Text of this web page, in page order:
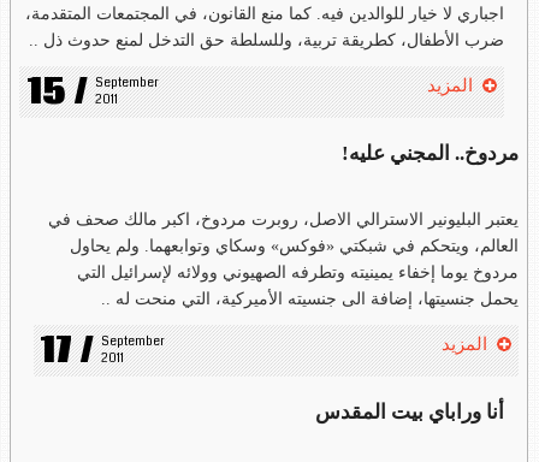
اجباري لا خيار للوالدين فيه. كما منع القانون، في المجتمعات المتقدمة،
ضرب الأطفال، كطريقة تربية، وللسلطة حق التدخل لمنع حدوث ذل ..
15 / September
2011
المزيد
مردوخ.. المجني عليه!
يعتبر البليونير الاسترالي الاصل، روبرت مردوخ، اكبر مالك صحف في
العالم، ويتحكم في شبكتي «فوكس» وسكاي وتوابعهما. ولم يحاول
مردوخ يوما إخفاء يمينيته وتطرفه الصهيوني وولائه لإسرائيل التي
يحمل جنسيتها، إضافة الى جنسيته الأميركية، التي منحت له ..
17 / September
2011
المزيد
أنا وراباي بيت المقدس